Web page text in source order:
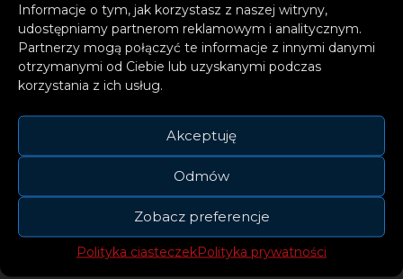
Informacje o tym, jak korzystasz z naszej witryny,
udostępniamy partnerom reklamowym i analitycznym.
Partnerzy mogą połączyć te informacje z innymi danymi
otrzymanymi od Ciebie lub uzyskanymi podczas
korzystania z ich usług.
Akceptuję
Odmów
Zobacz preferencje
Polityka ciasteczekPolityka prywatności
estetykę. Damiano jest
czarujący i jest dla mnie
prawdziwym przyjacielem, a
Bardzo podoba mi się efekt
końcowy i mam nadzieję, że
spodoba się także i wam.
– dodaje artystka